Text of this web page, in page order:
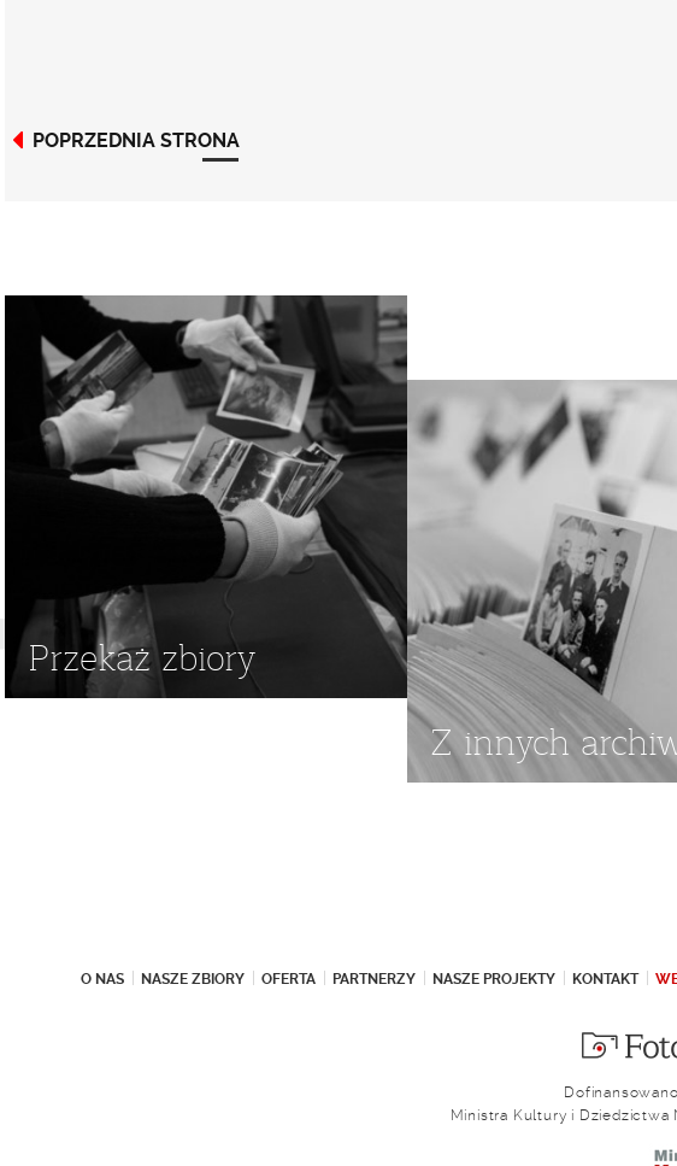
POPRZEDNIA STRONA
Przekaż zbiory
Z innych
O NAS NASZE ZBIORY OFERTA PARTNERZY NASZE PROJEKTY KONTAKT
Ministra Kultury i Dziedzictwa